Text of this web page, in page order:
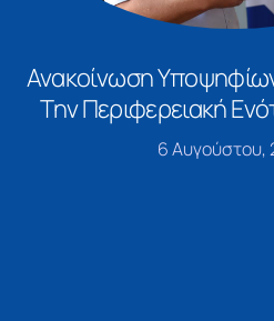
Ανακοίνωση
Την Περιφερειακή
6 Αυγούστου,